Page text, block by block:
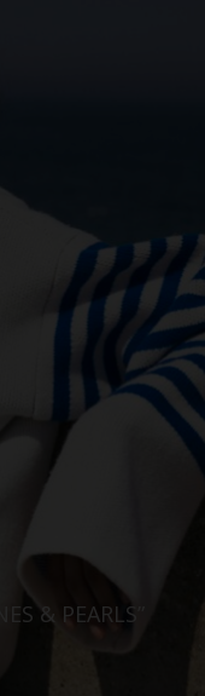
& PEARLS”